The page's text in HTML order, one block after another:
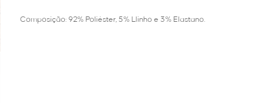
Composição: 92% Poliéster, 5% Llinho e 3% Elastano.